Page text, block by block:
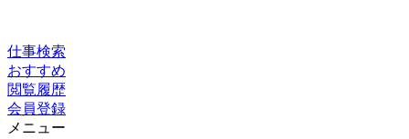
仕事検索
おすすめ
閲覧履歴
会員登録
メニュー